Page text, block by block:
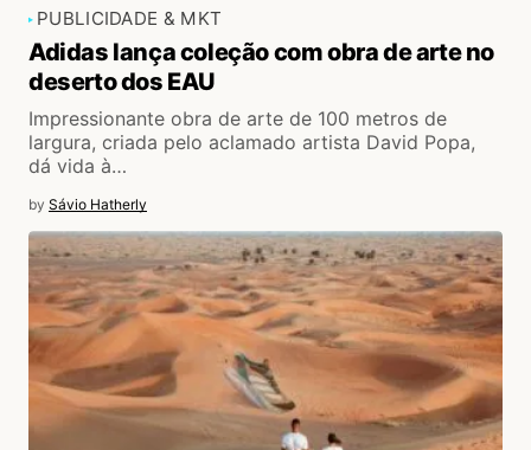
PUBLICIDADE & MKT
Adidas lança coleção com obra de arte no
deserto dos EAU
Impressionante obra de arte de 100 metros de
largura, criada pelo aclamado artista David Popa,
dá vida à…
by Sávio Hatherly